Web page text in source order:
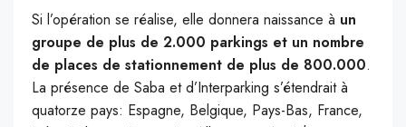
Si l’opération se réalise, elle donnera naissance à un
groupe de plus de 2.000 parkings et un nombre
de places de stationnement de plus de 800.000.
La présence de Saba et d’Interparking s’étendrait à
quatorze pays: Espagne, Belgique, Pays-Bas, France,